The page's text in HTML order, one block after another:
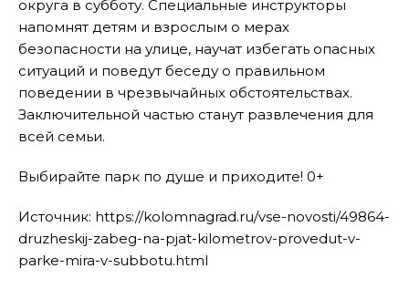
округа в субботу. Специальные инструкторы
напомнят детям и взрослым о мерах
безопасности на улице, научат избегать опасных
ситуаций и поведут беседу о правильном
поведении в чрезвычайных обстоятельствах.
Заключительной частью станут развлечения для
всей семьи.
Выбирайте парк по душе и приходите! 0+
Источник: https://kolomnagrad.ru/vse-novosti/49864-
druzheskij-zabeg-na-pjat-kilometrov-provedut-v-
parke-mira-v-subbotu.html